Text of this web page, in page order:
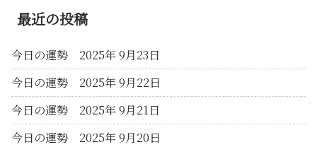
最近の投稿
今日の運勢 2025年 9月23日
今日の運勢 2025年 9月22日
今日の運勢 2025年 9月21日
今日の運勢 2025年 9月20日